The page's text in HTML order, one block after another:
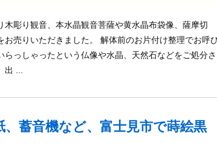
彫り観音、本水晶観音菩薩や黄水晶布袋像、薩摩切
お売りいただきました。 解体前のお片付け整理でお呼
っしゃったという仏像や水晶、天然石などをご処分さ
...
蓄音機など、富士見市で蒔絵黒